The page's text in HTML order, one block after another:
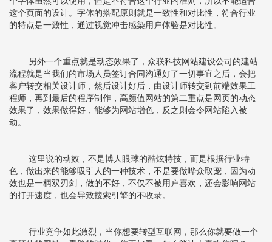
这个页面的设计。字体的搭配原则就是一致性和对比性，符合行业
的特点是一致性，通过视觉冲击感染用户体验是对比性。
另外一个重点就是动态效果了，众联科技网站建设公司的建站
流程就是当我们的市场人员签订合同沟通好了一切事宜之后，会把
客户转交相关设计师，然后设计好后，由设计师转交到前端效果工
程师，再到最后的程序制作，高颜值网站的第二重点是网页的动态
效果了，效果做得好，能够为网站增色，反之则会令网站陷入被
动。
这里说的动效，不是博人眼球的酷炫特技，而是根据行业特
色，做出来的能够吸引人的一种技术，不是要做哗众取宠，因为动
效也是一柄双刃剑，做的不好，不仅不被用户喜欢，还会影响网站
的打开速度，也会导致搜索引擎的不收录。
行业竞争如此激烈，当你想要转型互联网，那么你就要做一个